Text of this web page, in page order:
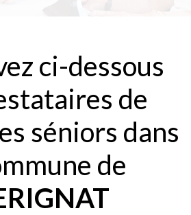
ci-dessous
de
séniors dans
de